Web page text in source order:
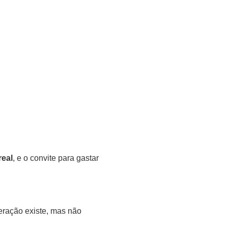
, e o convite para gastar
existe, mas não